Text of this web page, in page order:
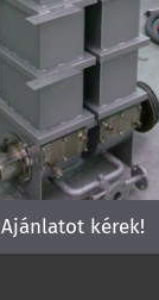
Ajánlatot kérek!